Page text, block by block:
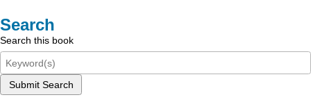
Search
Search this book
Submit Search